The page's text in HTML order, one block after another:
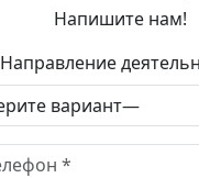
Напишите нам!
Направление